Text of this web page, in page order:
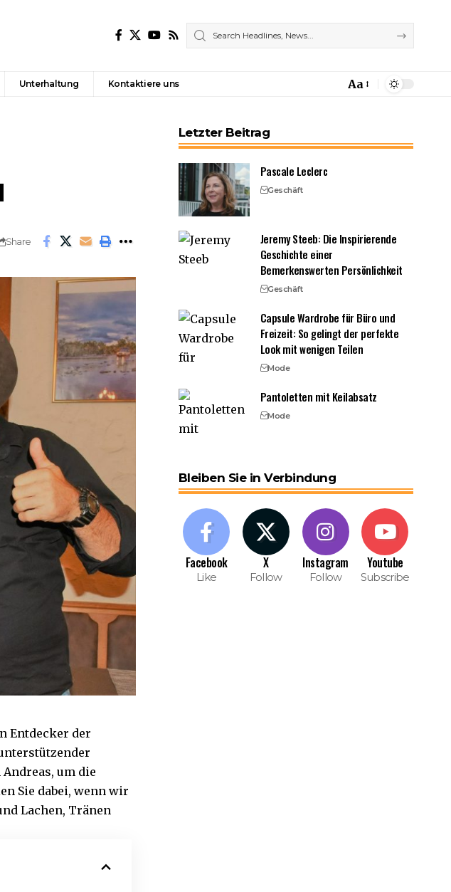
Unterhaltung Kontaktiere uns
Font
Aa
Share
Entdecker der
um die
Sie dabei, wenn wir
Lachen, Tränen
Letzter Beitrag
Pascale Leclerc
Geschäft
Jeremy Steeb: Die Inspirierende
Geschichte einer
Bemerkenswerten Persönlichkeit
Geschäft
Capsule Wardrobe für Büro und
Freizeit: So gelingt der perfekte
Look mit wenigen Teilen
Mode
Pantoletten mit Keilabsatz
Mode
Bleiben Sie in Verbindung
Facebook
Like
X
Follow
Instagram
Follow
Youtube
Subscribe